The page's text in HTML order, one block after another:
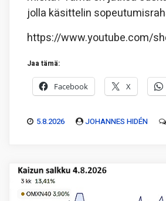
jolla käsittelin
https://www.youtube.com/
Jaa tämä:
Facebook X
5.8.2026 JOHANNES HIDÉN